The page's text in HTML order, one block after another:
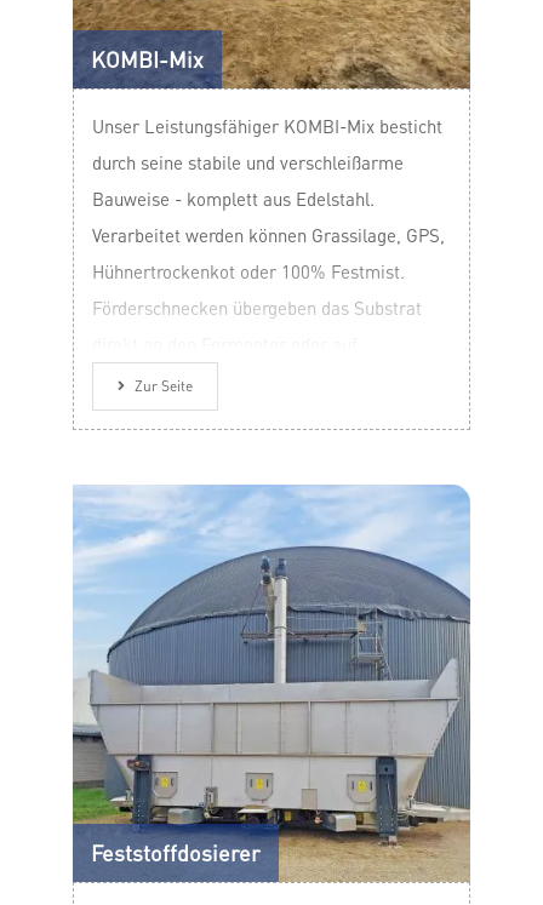
KOMBI-Mix
Unser Leistungsfähiger KOMBI-Mix besticht
durch seine stabile und verschleißarme
Bauweise - komplett aus Edelstahl.
Verarbeitet werden können Grassilage, GPS,
Hühnertrockenkot oder 100% Festmist.
Förderschnecken übergeben das Substrat
nachfolgende Zerkleinerungsaggregate.
Zur Seite
Feststoffdosierer